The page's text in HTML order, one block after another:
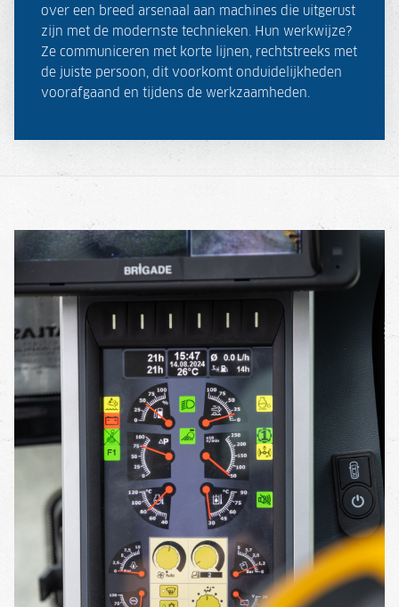
over een breed arsenaal aan machines die uitgerust
zijn met de modernste technieken. Hun werkwijze?
Ze communiceren met korte lijnen, rechtstreeks met
de juiste persoon, dit voorkomt onduidelijkheden
voorafgaand en tijdens de werkzaamheden.